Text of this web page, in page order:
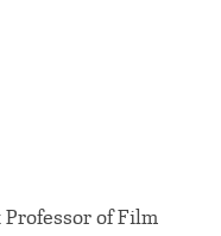
of Film